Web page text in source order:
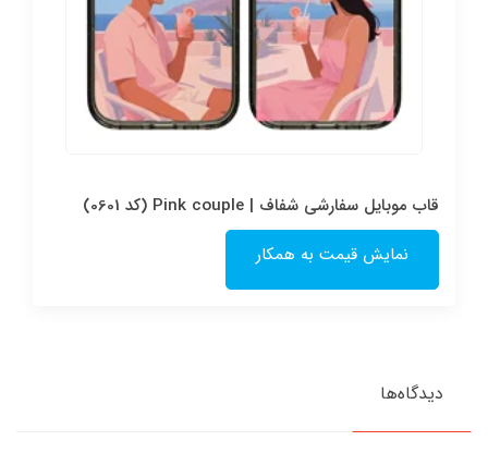
قاب موبایل سفارشی شفاف | Pink couple (کد 0601)
نمایش قیمت به همکار
دیدگاه‌ها